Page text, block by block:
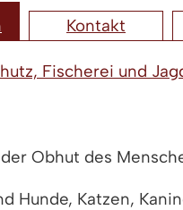
Kontakt
Fischerei und
Obhut des
Hunde, Katzen,